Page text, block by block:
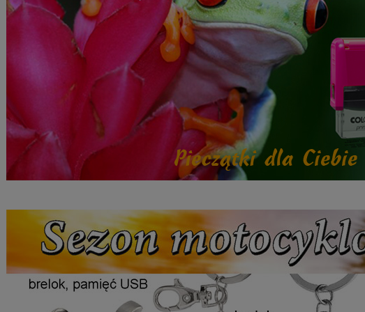
Puchar metalowy złoty 3133F 32cm
165,00 zł Dostępność:
Puchar metalowy złoty 3133E
195,00 zł Dostępność: